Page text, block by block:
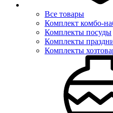
Все товары
Комплект комбо-
Комплекты посуды
Комплекты
Комплекты